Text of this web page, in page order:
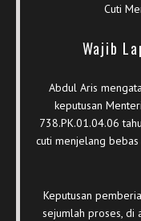
Cuti
Wajib
Abdul Aris
keputusan
738.PK.01.04.06
cuti menjelang
Keputusan
sejumlah proses, di